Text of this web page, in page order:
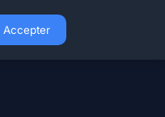
Accepter